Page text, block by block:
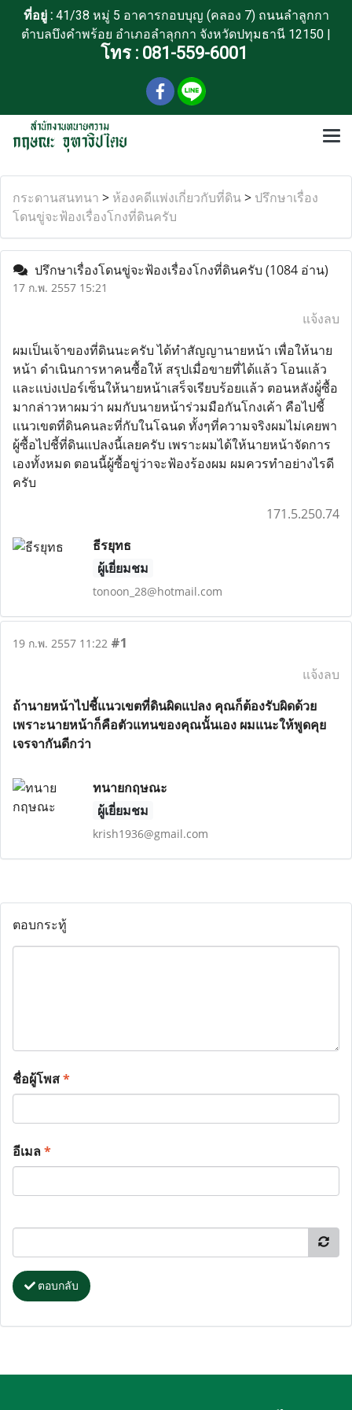
ที่อยู่ :41/38 หมู่ 5 อาคารกอบบุญ (คลอง 7) ถนนลำลูกกา
ตำบลบึงคำพร้อย อำเภอลำลุกกา จังหวัดปทุมธานี 12150 |
โทร : 081-559-6001
กระดานสนทนา > ห้องคดีแพ่งเกี่ยวกับที่ดิน> ปรึกษาเรื่อง
โดนขู่จะฟ้องเรื่องโกงที่ดินครับ
ปรึกษาเรื่องโดนขู่จะฟ้องเรื่องโกงที่ดินครับ (1084 อ่าน)
17 ก.พ. 2557 15:21
แจ้งลบ
ผมเป็นเจ้าของที่ดินนะครับ ได้ทำสัญญานายหน้า เพื่อให้นาย
หน้า ดำเนินการหาคนซื้อให้ สรุปเมื่อขายที่ได้เเล้ว โอนเเล้ว
เเละเเบ่งเปอร์เซ็นให้นายหน้าเสร็จเรียบร้อยเเล้ว ตอนหลังผู้่ซื้อ
มากล่าวหาผมว่า ผมกับนายหน้าร่วมมือกันโกงเค้า คือไปชี้
เเนวเขตที่ดินคนละที่กับในโฉนด ทั้งๆที่ความจริงผมไม่เคยพา
ผู้ซื้อไปชี้ที่ดินเเปลงนี้เลยครับ เพราะผมได้ให้นายหน้าจัดการ
เองทั้งหมด ตอนนี้ผู้ซื้อขู่ว่าจะฟ้องร้องผม ผมควรทำอย่างไรดี
ครับ
171.5.250.74
ธีรยุทธ
ผู้เยี่ยมชม
tonoon_28@hotmail.com
19 ก.พ. 2557 11:22 #1
แจ้งลบ
ถ้านายหน้าไปชี้แนวเขตที่ดินผิดแปลง คุณก็ต้องรับผิดด้วย
เพราะนายหน้าก็คือตัวแทนของคุณนั้นเอง ผมแนะให้พูดคุย
เจรจากันดีกว่า
ทนายกฤษณะ
ผู้เยี่ยมชม
krish1936@gmail.com
ตอบกระทู้
ชื่อผู้โพส*
อีเมล*
ตอบกลับ